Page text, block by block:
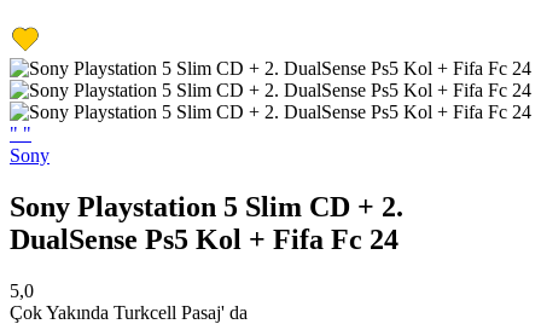
" "
Sony
Sony Playstation 5 Slim CD + 2.
DualSense Ps5 Kol + Fifa Fc 24
5,0
Çok Yakında Turkcell Pasaj' da